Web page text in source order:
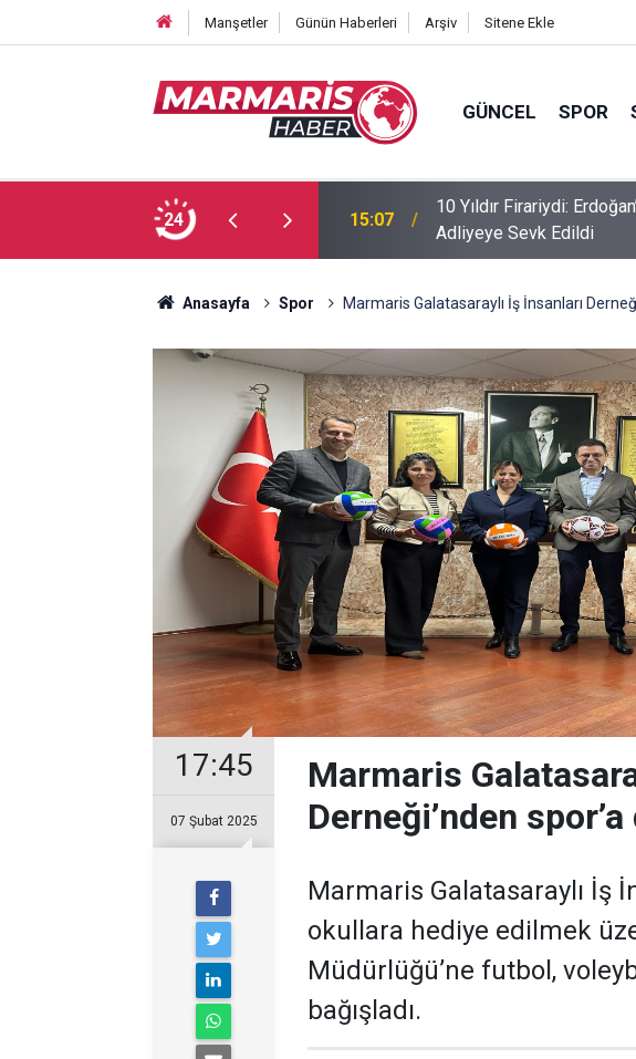
Manşetler Günün Haberleri Arşiv Sitene Ekle
GÜNCEL SPOR
24
Girişimi Davasının Sanığı Muğla’da
11:45
Down Sendromlu Milli
Nurullah Kaya’yı Ziyaret Etti
Anasayfa Spor Marmaris Galatasaraylı İş İnsanları
17:45
07 Şubat 2025
Marmaris
Derneği’nden
Marmaris Galatasaraylı İş
okullara hediye edilmek
Müdürlüğü’ne futbol,
bağışladı.